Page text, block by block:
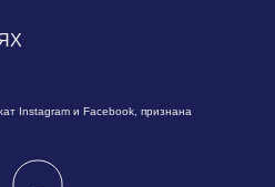
Instagram и Facebook, признана